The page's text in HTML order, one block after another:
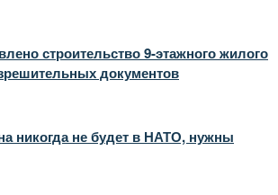
строительство 9-этажного жилого
документов
никогда не будет в НАТО, нужны